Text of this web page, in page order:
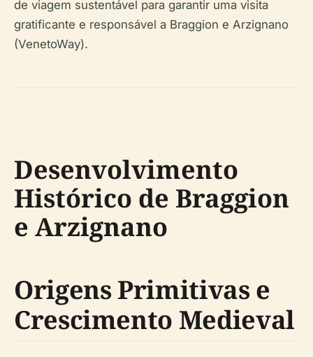
de viagem sustentável para garantir uma visita
gratificante e responsável a Braggion e Arzignano
(VenetoWay).
Desenvolvimento
Histórico de Braggion
e Arzignano
Origens Primitivas e
Crescimento Medieval